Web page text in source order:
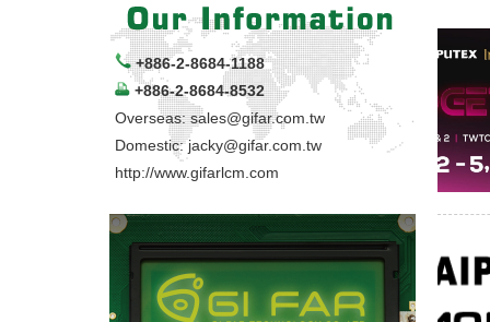
+886-2-8684-1188
+886-2-8684-8532
Overseas:sales@gifar.com.tw
Domestic:jacky@gifar.com.tw
http://www.gifarlcm.com